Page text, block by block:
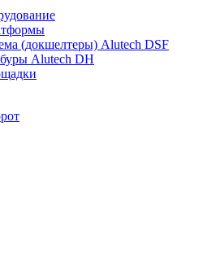
(докшелтеры) Alutech DSF
Alutech DH